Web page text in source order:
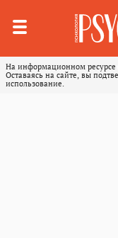
На информационном
Оставаясь на сайте, вы
использование.